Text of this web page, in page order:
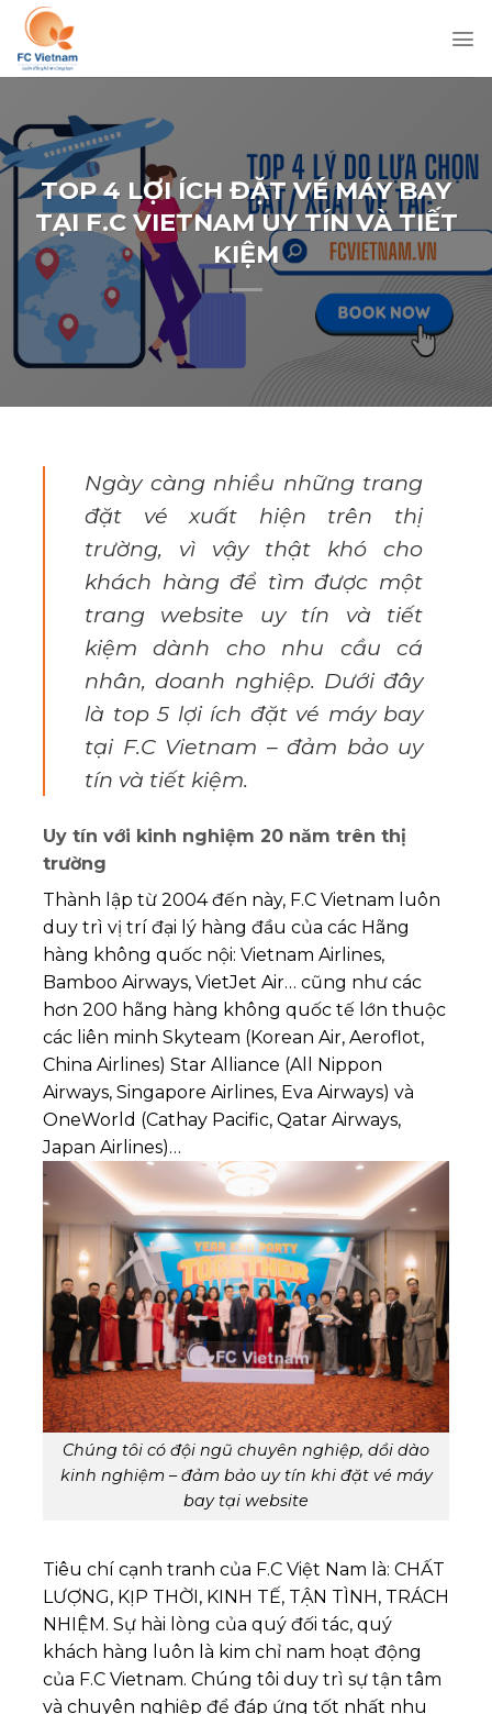
Chuyển
đến
nội
TOP 4 LỢI ÍCH ĐẶT VÉ MÁY BAY
TẠI F.C VIETNAM UY TÍN VÀ TIẾT
KIỆM
Ngày càng nhiều những trang
đặt vé xuất hiện trên thị
trường, vì vậy thật khó cho
khách hàng để tìm được một
trang website uy tín và tiết
kiệm dành cho nhu cầu cá
nhân, doanh nghiệp. Dưới đây
là top 5 lợi ích đặt vé máy bay
tại F.C Vietnam – đảm bảo uy
tín và tiết kiệm.
Uy tín với kinh nghiệm 20 năm trên thị
trường
Thành lập từ 2004 đến này, F.C Vietnam luôn
duy trì vị trí đại lý hàng đầu của các Hãng
hàng không quốc nội: Vietnam Airlines,
Bamboo Airways, VietJet Air… cũng như các
hơn 200 hãng hàng không quốc tế lớn thuộc
các liên minh Skyteam (Korean Air, Aeroflot,
China Airlines) Star Alliance (All Nippon
Airways, Singapore Airlines, Eva Airways) và
OneWorld (Cathay Pacific, Qatar Airways,
Japan Airlines)…
Chúng tôi có đội ngũ chuyên nghiệp, dồi dào
kinh nghiệm – đảm bảo uy tín khi đặt vé máy
bay tại website
Tiêu chí cạnh tranh của F.C Việt Nam là: CHẤT
LƯỢNG, KỊP THỜI, KINH TẾ, TẬN TÌNH, TRÁCH
NHIỆM. Sự hài lòng của quý đối tác, quý
khách hàng luôn là kim chỉ nam hoạt động
của F.C Vietnam. Chúng tôi duy trì sự tận tâm
và chuyên nghiệp để đáp ứng tốt nhất nhu